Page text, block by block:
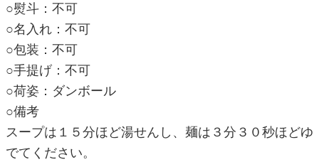
○熨斗：不可
○名入れ：不可
○包装：不可
○手提げ：不可
○荷姿：ダンボール
○備考
スープは１５分ほど湯せんし、麺は３分３０秒ほどゆ
でてください。